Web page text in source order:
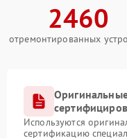
2460
отремонтированных
Используются
сертификацию